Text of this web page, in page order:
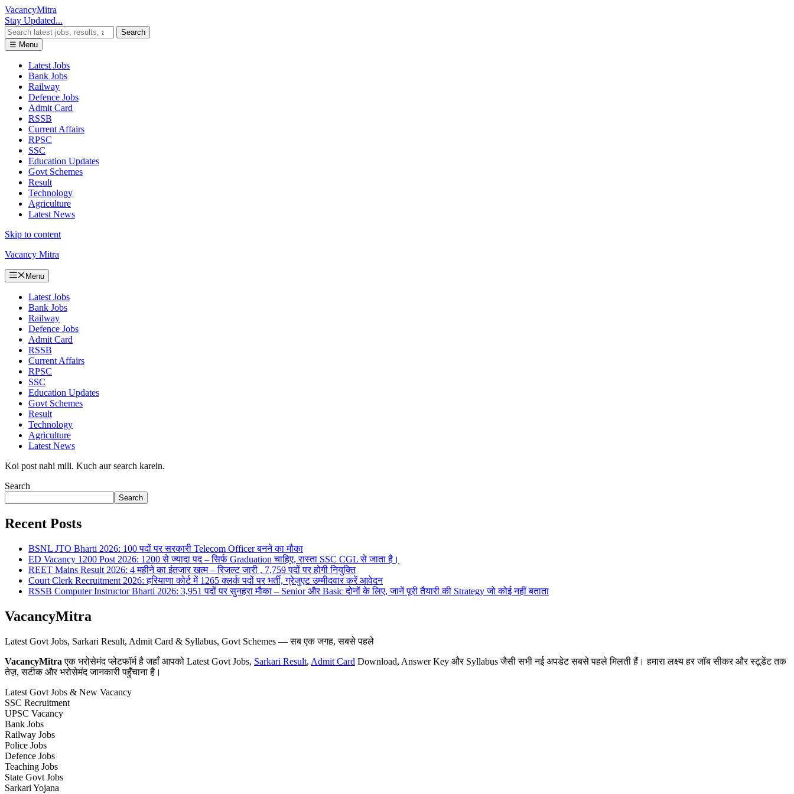
VacancyMitra
Stay Updated...
Search
☰ Menu
Latest Jobs
Bank Jobs
Railway
Defence Jobs
Admit Card
RSSB
Current Affairs
RPSC
SSC
Education Updates
Govt Schemes
Result
Technology
Agriculture
Latest News
Skip to content
Vacancy Mitra
Menu
Latest Jobs
Bank Jobs
Railway
Defence Jobs
Admit Card
RSSB
Current Affairs
RPSC
SSC
Education Updates
Govt Schemes
Result
Technology
Agriculture
Latest News
Koi post nahi mili. Kuch aur search karein.
Search
Search
Recent Posts
BSNL JTO Bharti 2026: 100 पदों पर सरकारी Telecom Officer बनने का मौका
ED Vacancy 1200 Post 2026: 1200 से ज्यादा पद – सिर्फ Graduation चाहिए, रास्ता SSC CGL से जाता है।
REET Mains Result 2026: 4 महीने का इंतजार खत्म – रिजल्ट जारी , 7,759 पदों पर होगी नियुक्ति
Court Clerk Recruitment 2026: हरियाणा कोर्ट में 1265 क्लर्क पदों पर भर्ती, ग्रेजुएट उम्मीदवार करें आवेदन
RSSB Computer Instructor Bharti 2026: 3,951 पदों पर सुनहरा मौका – Senior और Basic दोनों के लिए, जानें पूरी तैयारी की Strategy जो कोई नहीं बताता
VacancyMitra
Latest Govt Jobs, Sarkari Result, Admit Card & Syllabus, Govt Schemes — सब एक जगह, सबसे पहले
VacancyMitra एक भरोसेमंद प्लेटफॉर्म है जहाँ आपको Latest Govt Jobs, Sarkari Result, Admit Card Download, Answer Key और Syllabus जैसी सभी नई अपडेट सबसे पहले मिलती हैं। हमारा लक्ष्य हर जॉब सीकर और स्टूडेंट तक
तेज़, सटीक और भरोसेमंद जानकारी पहुँचाना है।
Latest Govt Jobs & New Vacancy
SSC Recruitment
UPSC Vacancy
Bank Jobs
Railway Jobs
Police Jobs
Defence Jobs
Teaching Jobs
State Govt Jobs
Sarkari Yojana